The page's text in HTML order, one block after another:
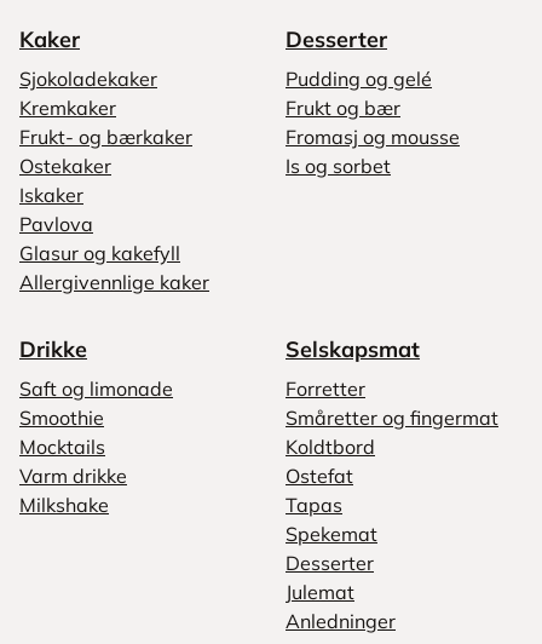
Kaker
Sjokoladekaker
Kremkaker
Frukt- og bærkaker
Ostekaker
Iskaker
Pavlova
Glasur og kakefyll
Allergivennlige kaker
Desserter
Pudding og gelé
Frukt og bær
Fromasj og mousse
Is og sorbet
Drikke
Saft og limonade
Smoothie
Mocktails
Varm drikke
Milkshake
Selskapsmat
Forretter
Småretter og fingermat
Koldtbord
Ostefat
Tapas
Spekemat
Desserter
Julemat
Anledninger